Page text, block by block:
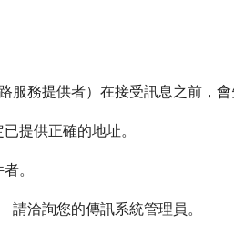
務提供者）在接受訊息之前，會
提供正確的地址。
。
請洽詢您的傳訊系統管理員。